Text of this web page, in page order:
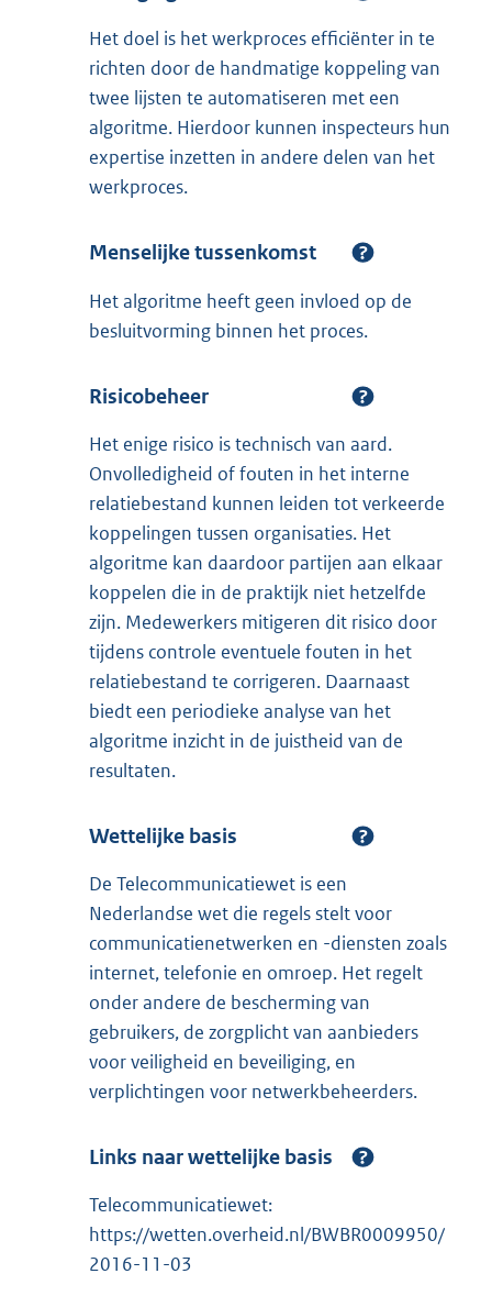
Het doel is het werkproces efficiënter in te
richten door de handmatige koppeling van
twee lijsten te automatiseren met een
algoritme. Hierdoor kunnen inspecteurs hun
expertise inzetten in andere delen van het
werkproces.
Menselijke tussenkomst
Het algoritme heeft geen invloed op de
besluitvorming binnen het proces.
Risicobeheer
Het enige risico is technisch van aard.
Onvolledigheid of fouten in het interne
relatiebestand kunnen leiden tot verkeerde
koppelingen tussen organisaties. Het
algoritme kan daardoor partijen aan elkaar
koppelen die in de praktijk niet hetzelfde
zijn. Medewerkers mitigeren dit risico door
tijdens controle eventuele fouten in het
relatiebestand te corrigeren. Daarnaast
biedt een periodieke analyse van het
algoritme inzicht in de juistheid van de
resultaten.
Wettelijke basis
De Telecommunicatiewet is een
Nederlandse wet die regels stelt voor
communicatienetwerken en -diensten zoals
internet, telefonie en omroep. Het regelt
onder andere de bescherming van
gebruikers, de zorgplicht van aanbieders
voor veiligheid en beveiliging, en
verplichtingen voor netwerkbeheerders.
Links naar wettelijke basis
Telecommunicatiewet:
https://wetten.overheid.nl/BWBR0009950/
2016-11-03